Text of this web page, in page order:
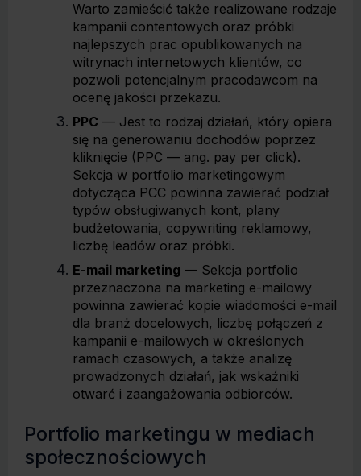
Warto zamieścić także realizowane rodzaje
kampanii contentowych oraz próbki
najlepszych prac opublikowanych na
witrynach internetowych klientów, co
pozwoli potencjalnym pracodawcom na
ocenę jakości przekazu.
PPC — Jest to rodzaj działań, który opiera
się na generowaniu dochodów poprzez
kliknięcie (PPC — ang. pay per click).
Sekcja w portfolio marketingowym
dotycząca PCC powinna zawierać podział
typów obsługiwanych kont, plany
budżetowania, copywriting reklamowy,
liczbę leadów oraz próbki.
E-mail marketing — Sekcja portfolio
przeznaczona na marketing e-mailowy
powinna zawierać kopie wiadomości e-mail
dla branż docelowych, liczbę połączeń z
kampanii e-mailowych w określonych
ramach czasowych, a także analizę
prowadzonych działań, jak wskaźniki
otwarć i zaangażowania odbiorców.
Portfolio marketingu w mediach
społecznościowych